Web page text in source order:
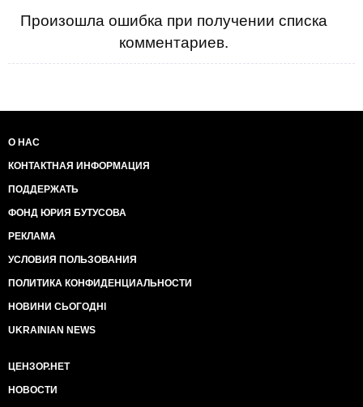
Произошла ошибка при получении списка
комментариев.
О НАС
КОНТАКТНАЯ ИНФОРМАЦИЯ
ПОДДЕРЖАТЬ
ФОНД ЮРИЯ БУТУСОВА
РЕКЛАМА
УСЛОВИЯ ПОЛЬЗОВАНИЯ
ПОЛИТИКА КОНФИДЕНЦИАЛЬНОСТИ
НОВИНИ СЬОГОДНІ
UKRAINIAN NEWS
ЦЕНЗОР.НЕТ
НОВОСТИ